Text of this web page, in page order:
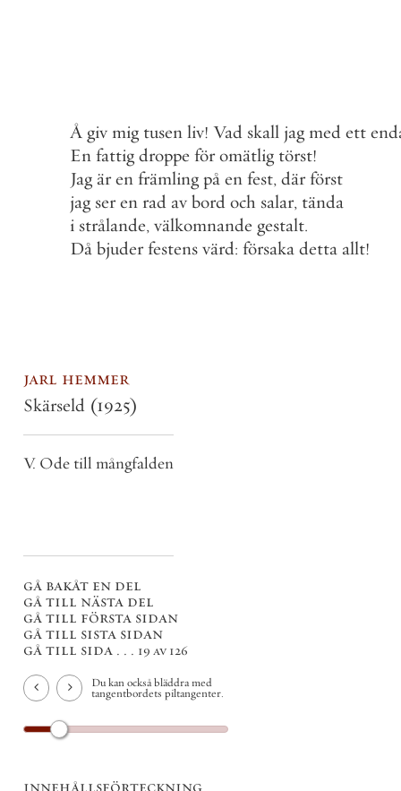
Å giv mig tusen liv! Vad skall jag med ett
En fattig droppe för omätlig törst!
Jag är en främling på en fest, där först
jag ser en rad av bord och salar, tända
i strålande, välkomnande gestalt.
Då bjuder festens värd: försaka detta allt!
jarl hemmer
Skärseld (1925)
V. Ode till mångfalden
gå bakåt en del
gå till nästa del
gå till första sidan
gå till sista sidan
gå till sida . . . 19 av 126
Du kan också bläddra med
tangentbordets piltangenter.
innehållsförteckning